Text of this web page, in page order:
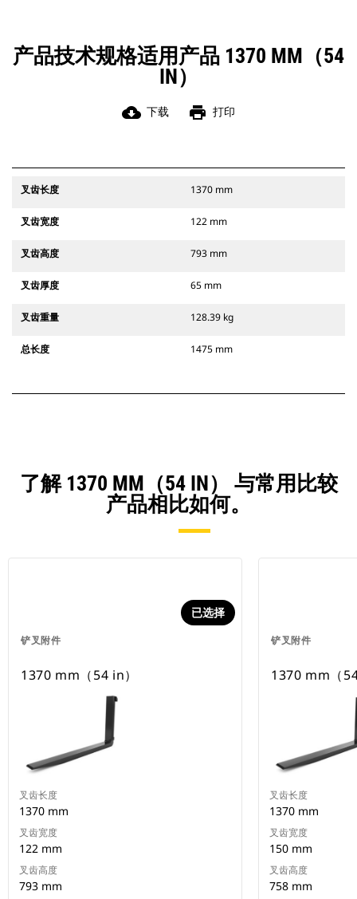
产品技术规格适用产品 1370 MM（54
IN）
cloud_download 下载 print 打印
叉齿长度 1370 mm
叉齿宽度 122 mm
叉齿高度 793 mm
叉齿厚度 65 mm
叉齿重量 128.39 kg
总长度 1475 mm
了解 1370 MM（54 IN） 与常用比较
产品相比如何。
铲叉附件
已选择
1370 mm（54 in）
叉齿长度
1370 mm
叉齿宽度
122 mm
叉齿高度
793 mm
铲叉附件
1370 mm（
叉齿长度
1370 mm
叉齿宽度
150 mm
叉齿高度
758 mm